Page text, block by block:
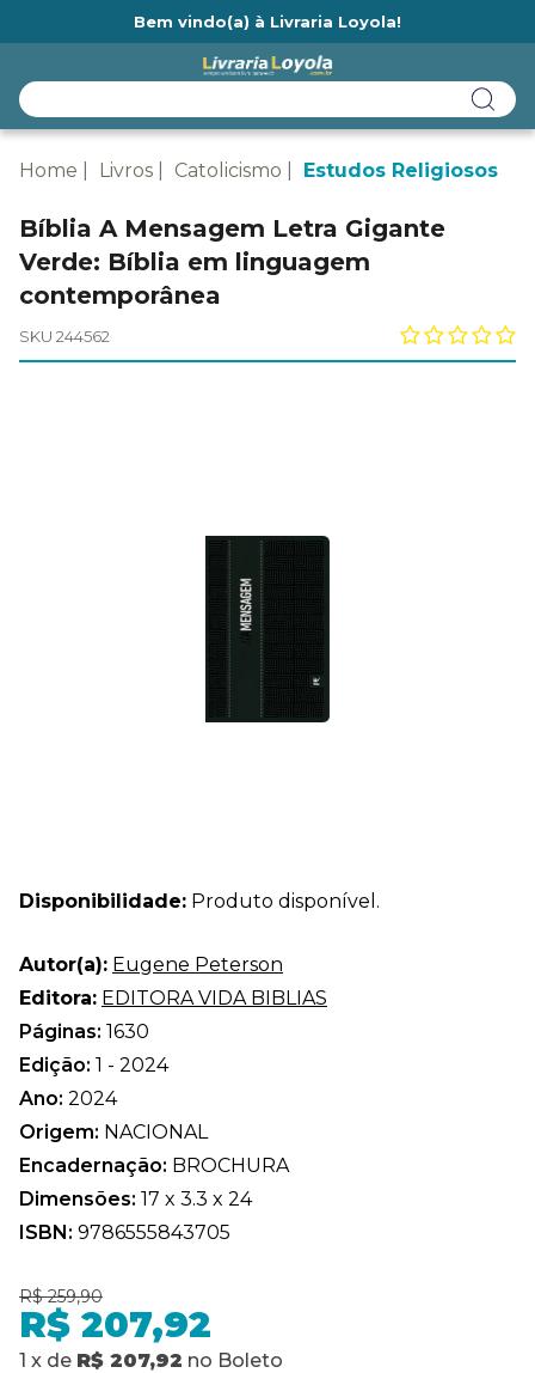
Bem vindo(a) à Livraria Loyola!
Home Livros Catolicismo Estudos Religiosos
Bíblia A Mensagem Letra Gigante
Verde: Bíblia em linguagem
contemporânea
SKU 244562
Disponibilidade: Produto disponível.
Autor(a): Eugene Peterson
Editora: EDITORA VIDA BIBLIAS
Páginas: 1630
Edição: 1 - 2024
Ano: 2024
Origem: NACIONAL
Encadernação: BROCHURA
Dimensões: 17 x 3.3 x 24
ISBN: 9786555843705
R$ 259,90
R$ 207,92
1 x de R$ 207,92 no Boleto